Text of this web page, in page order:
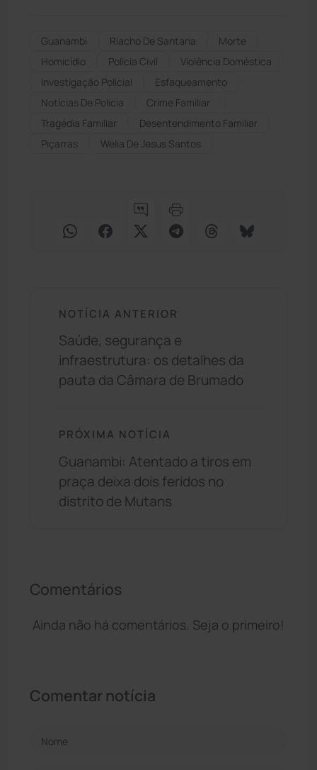
Guanambi Riacho De Santana
Morte
Homicídio
Polícia Civil
Violência Doméstica
Investigação Policial
Esfaqueamento
Notícias De Polícia
Crime Familiar
Tragédia Familiar
Desentendimento Familiar
Piçarras
Welia De Jesus Santos
NOTÍCIA ANTERIOR
Saúde, segurança e
infraestrutura: os detalhes da
pauta da Câmara de Brumado
PRÓXIMA NOTÍCIA
Guanambi: Atentado a tiros em
praça deixa dois feridos no
distrito de Mutans
Comentários
Ainda não há comentários. Seja o primeiro!
Comentar notícia